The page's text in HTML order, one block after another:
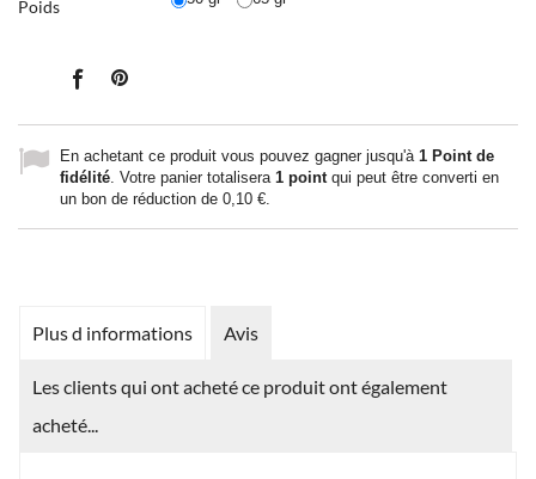
Poids
En achetant ce produit vous pouvez gagner jusqu'à 1 Point de
fidélité. Votre panier totalisera 1 pointqui peut être converti en
un bon de réduction de 0,10 €.
Plus d informations Avis
Les clients qui ont acheté ce produit ont également
acheté...